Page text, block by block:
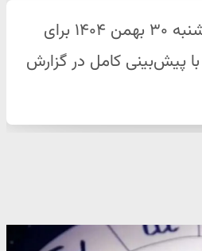
فال روزانه امروز پنجشنبه ۳۰ بهمن ۱۴۰۴ برای
پیش‌بینی کامل در گزارش